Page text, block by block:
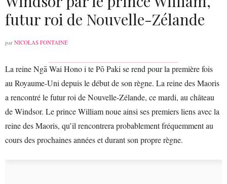
futur roi de Nouvelle-Zélande
par NICOLAS FONTAINE
La reine Ngā Wai Hono i te Pō Paki se rend pour la première fois
au Royaume-Uni depuis le début de son règne. La reine des Maoris
a rencontré le futur roi de Nouvelle-Zélande, ce mardi, au château
de Windsor. Le prince William noue ainsi ses premiers liens avec la
reine des Maoris, qu’il rencontrera probablement fréquemment au
cours des prochaines années et durant son propre règne.